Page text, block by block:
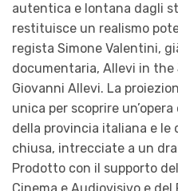
autentica e lontana dagli
restituisce un realismo
regista Simone Valentini,
documentaria, Allevi in
Giovanni Allevi. La
unica per scoprire
della provincia italiana e
chiusa, intrecciate a un
Prodotto con il supporto